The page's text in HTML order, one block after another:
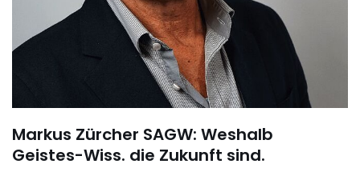
Markus Zürcher SAGW: Weshalb
Geistes-Wiss. die Zukunft sind.